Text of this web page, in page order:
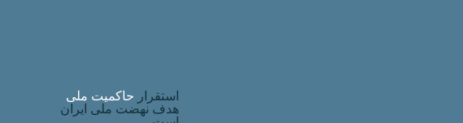
استقرار حاکميت ملی
هدف نهضت ملی ایران